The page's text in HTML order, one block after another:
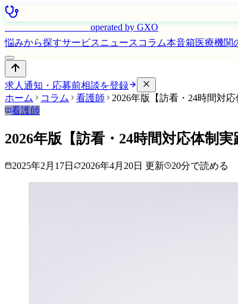
operated by GXO
悩みから探すサービスニュース コラム本音箱医療機関
求人通知・応募前相談を登録
ホーム
コラム 看護師
2026年版【訪看・24時間対
看護師
2026年版【訪看・24時間対応体制
2025年2月17日 2026年4月20日 更新 20分で読める